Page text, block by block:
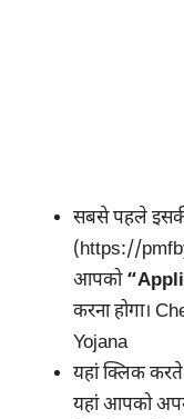
सबसे पहले
(https://
आपको
करना होगा।
Yojana
यहां क्लिक
यहां आपको